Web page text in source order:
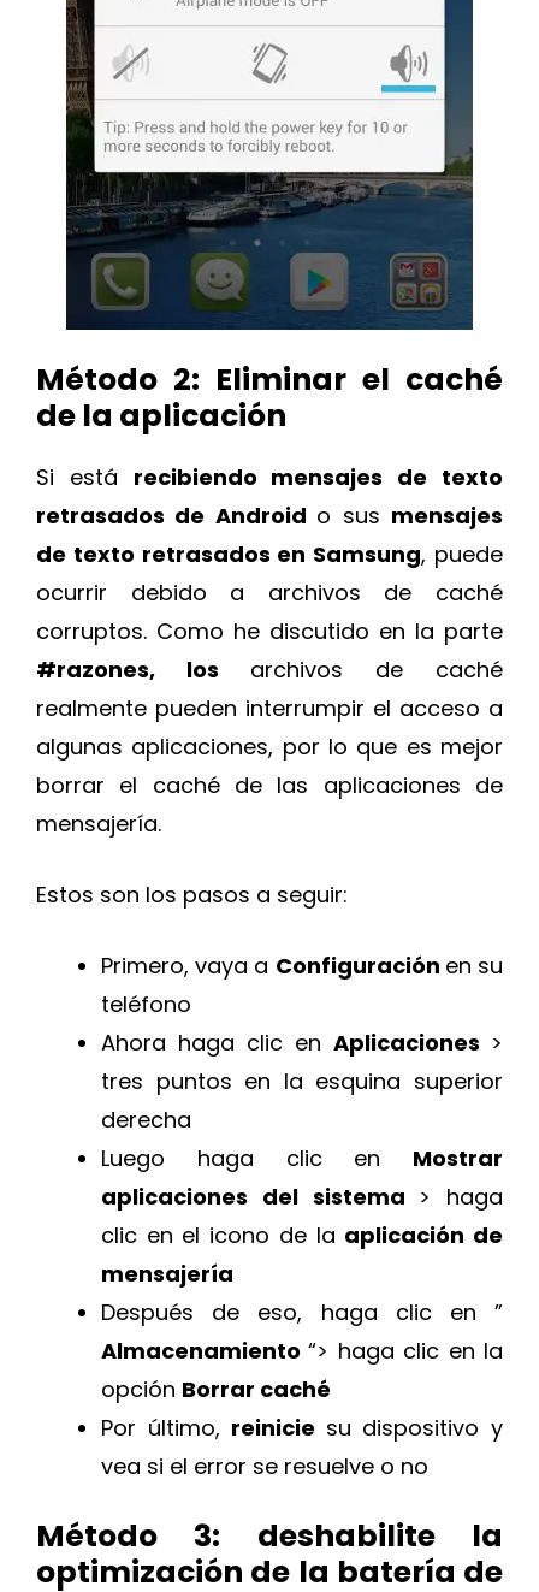
Método 2: Eliminar el caché
de la aplicación
Si está recibiendo mensajes de texto
retrasados de Android o sus mensajes
de texto retrasados en Samsung, puede
ocurrir debido a archivos de caché
corruptos. Como he discutido en la parte
#razones, los archivos de caché
realmente pueden interrumpir el acceso a
algunas aplicaciones, por lo que es mejor
borrar el caché de las aplicaciones de
mensajería.
Estos son los pasos a seguir:
Primero, vaya a Configuración en su
teléfono
Ahora haga clic en Aplicaciones >
tres puntos en la esquina superior
derecha
Luego haga clic en Mostrar
aplicaciones del sistema > haga
clic en el icono de la aplicación de
mensajería
Después de eso, haga clic en ”
Almacenamiento“> haga clic en la
opción Borrar caché
Por último, reinicie su dispositivo y
vea si el error se resuelve o no
Método 3: deshabilite la
optimización de la batería de